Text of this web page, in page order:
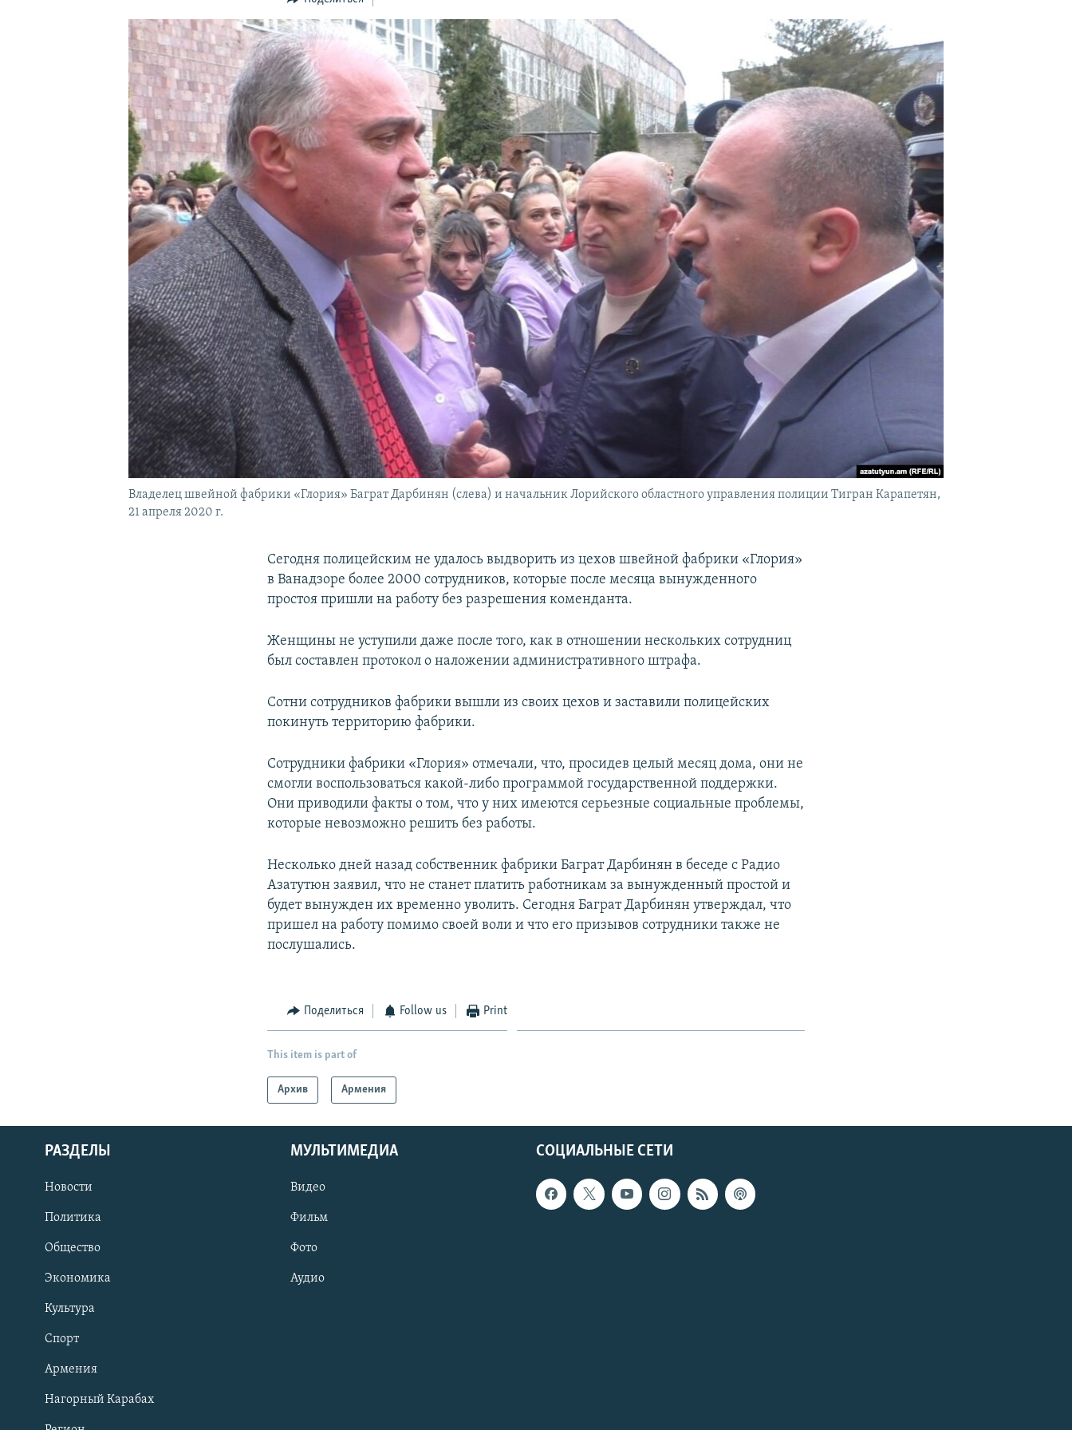
Владелец швейной фабрики «Глория» Баграт Дарбинян (слева) и начальник Лорийского областного управления полиции Тигран Карапетян,
21 апреля 2020 г.
Сегодня полицейским не удалось выдворить из цехов швейной фабрики «Глория»
в Ванадзоре более 2000 сотрудников, которые после месяца вынужденного
простоя пришли на работу без разрешения коменданта.
Женщины не уступили даже после того, как в отношении нескольких сотрудниц
был составлен протокол о наложении административного штрафа.
Сотни сотрудников фабрики вышли из своих цехов и заставили полицейских
покинуть территорию фабрики.
Сотрудники фабрики «Глория» отмечали, что, просидев целый месяц дома, они не
смогли воспользоваться какой-либо программой государственной поддержки.
Они приводили факты о том, что у них имеются серьезные социальные проблемы,
которые невозможно решить без работы.
Несколько дней назад собственник фабрики Баграт Дарбинян в беседе с Радио
Азатутюн заявил, что не станет платить работникам за вынужденный простой и
будет вынужден их временно уволить. Сегодня Баграт Дарбинян утверждал, что
пришел на работу помимо своей воли и что его призывов сотрудники также не
послушались.
Поделиться Follow us Print
This item is part of
Архив Армения
СОЦИАЛЬНЫЕ СЕТИ
РАЗДЕЛЫ
Новости
Политика
Общество
Экономика
Культура
Спорт
Армения
Нагорный Карабах
МУЛЬТИМЕДИА
Видео
Фильм
Фото
Аудио